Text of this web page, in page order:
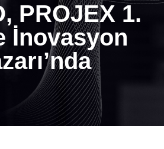
PROJEX 1.
İnovasyon